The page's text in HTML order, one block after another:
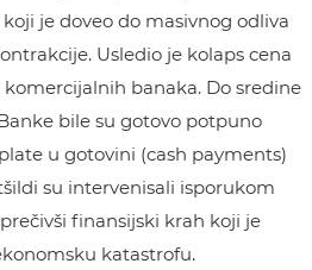
je doveo do masivnog odliva
Usledio je kolaps cena
banaka. Do sredine
bile su gotovo potpuno
u gotovini (cash payments)
su intervenisali isporukom
finansijski krah koji je
katastrofu.